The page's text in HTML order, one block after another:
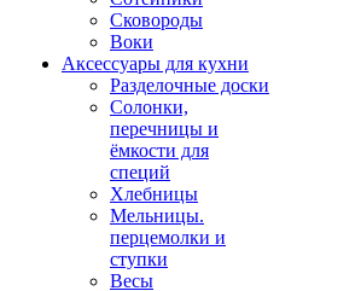
Сковороды
Воки
Аксессуары для кухни
Разделочные доски
Солонки,
перечницы и
ёмкости для
специй
Хлебницы
Мельницы.
перцемолки и
ступки
Весы